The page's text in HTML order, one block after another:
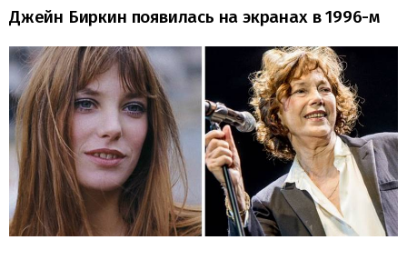
Джейн Биркин появилась на экранах в 1996-м